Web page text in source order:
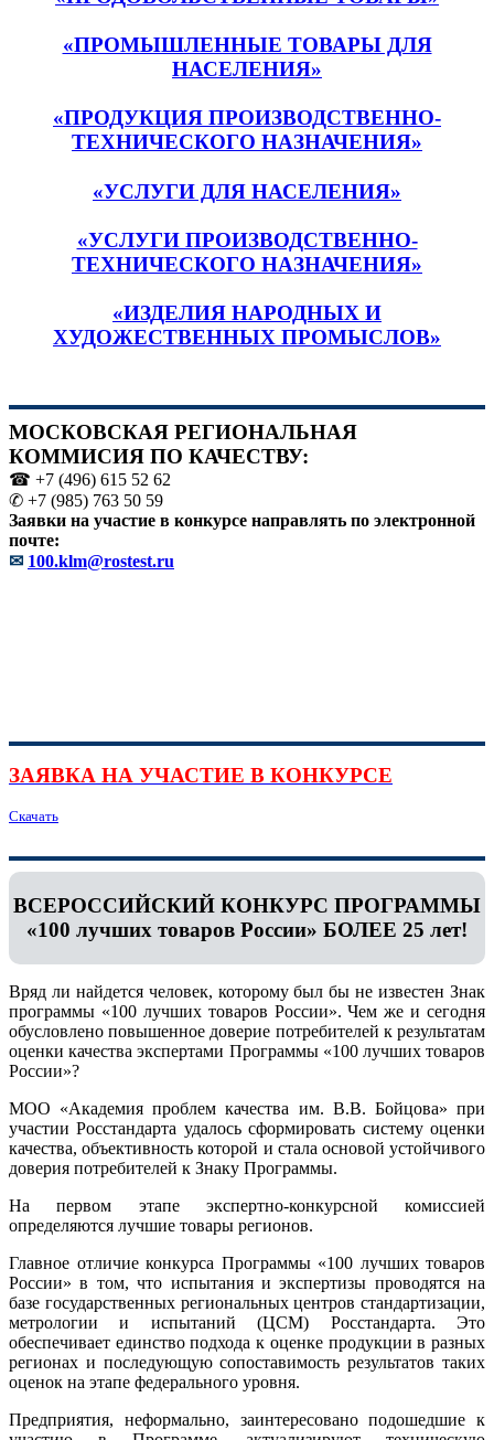
«ПРОМЫШЛЕННЫЕ ТОВАРЫ ДЛЯ
НАСЕЛЕНИЯ»
«ПРОДУКЦИЯ ПРОИЗВОДСТВЕННО-
ТЕХНИЧЕСКОГО НАЗНАЧЕНИЯ»
«УСЛУГИ ДЛЯ НАСЕЛЕНИЯ»
«УСЛУГИ ПРОИЗВОДСТВЕННО-
ТЕХНИЧЕСКОГО НАЗНАЧЕНИЯ»
«ИЗДЕЛИЯ НАРОДНЫХ И
ХУДОЖЕСТВЕННЫХ ПРОМЫСЛОВ»
МОСКОВСКАЯ РЕГИОНАЛЬНАЯ
КОММИСИЯ ПО КАЧЕСТВУ:
☎ +7 (496) 615 52 62
✆ +7 (985) 763 50 59
Заявки на участие в конкурсе направлять по электронной
почте:
✉ 100.klm@rostest.ru
ЗАЯВКА НА УЧАСТИЕ В КОНКУРСЕ
Скачать
ВСЕРОССИЙСКИЙ КОНКУРС ПРОГРАММЫ
«100 лучших товаров России» БОЛЕЕ 25 лет!
Вряд ли найдется человек, которому был бы не известен Знак
программы «100 лучших товаров России». Чем же и сегодня
обусловлено повышенное доверие потребителей к результатам
оценки качества экспертами Программы «100 лучших товаров
России»?
МОО «Академия проблем качества им. В.В. Бойцова» при
участии Росстандарта удалось сформировать систему оценки
качества, объективность которой и стала основой устойчивого
доверия потребителей к Знаку Программы.
На первом этапе экспертно-конкурсной комиссией
определяются лучшие товары регионов.
Главное отличие конкурса Программы «100 лучших товаров
России» в том, что испытания и экспертизы проводятся на
базе государственных региональных центров стандартизации,
метрологии и испытаний (ЦCM) Росстандарта. Это
обеспечивает единство подхода к оценке продукции в разных
регионах и последующую сопоставимость результатов таких
оценок на этапе федерального уровня.
Предприятия, неформально, заинтересовано подошедшие к